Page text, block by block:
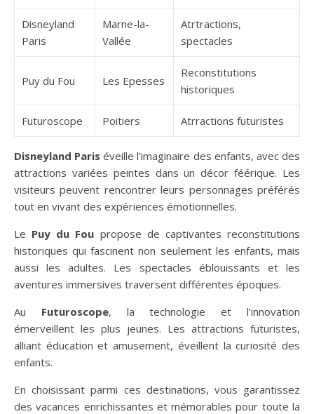
Disneyland
Paris
Marne-la-
Vallée
Atrtractions,
spectacles
Puy du Fou Les Epesses
Reconstitutions
historiques
Futuroscope Poitiers Atrractions futuristes
Disneyland Paris éveille l’imaginaire des enfants, avec des
attractions variées peintes dans un décor féérique. Les
visiteurs peuvent rencontrer leurs personnages préférés
tout en vivant des expériences émotionnelles.
Le Puy du Fou propose de captivantes reconstitutions
historiques qui fascinent non seulement les enfants, mais
aussi les adultes. Les spectacles éblouissants et les
aventures immersives traversent différentes époques.
Au Futuroscope, la technologie et l’innovation
émerveillent les plus jeunes. Les attractions futuristes,
alliant éducation et amusement, éveillent la curiosité des
enfants.
En choisissant parmi ces destinations, vous garantissez
des vacances enrichissantes et mémorables pour toute la